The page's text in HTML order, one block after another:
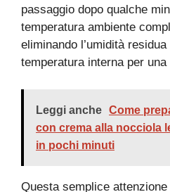
passaggio dopo qualche
temperatura ambiente
eliminando l’umidità
temperatura interna per una
Leggi anche Come
con crema alla nocciola
in pochi minuti
Questa semplice